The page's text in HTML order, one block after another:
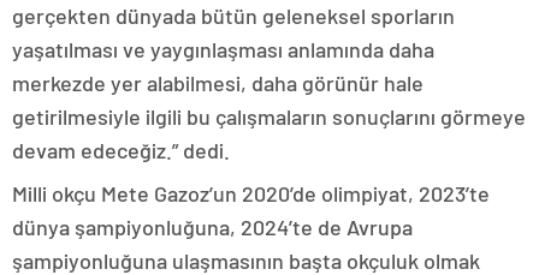
gerçekten dünyada bütün geleneksel sporların
yaşatılması ve yaygınlaşması anlamında daha
merkezde yer alabilmesi, daha görünür hale
getirilmesiyle ilgili bu çalışmaların sonuçlarını görmeye
devam edeceğiz.” dedi.
Milli okçu Mete Gazoz’un 2020’de olimpiyat, 2023’te
dünya şampiyonluğuna, 2024’te de Avrupa
şampiyonluğuna ulaşmasının başta okçuluk olmak